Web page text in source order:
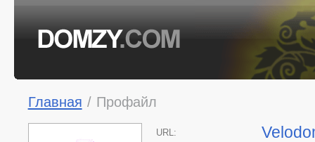
Главная / Профайл
URL: